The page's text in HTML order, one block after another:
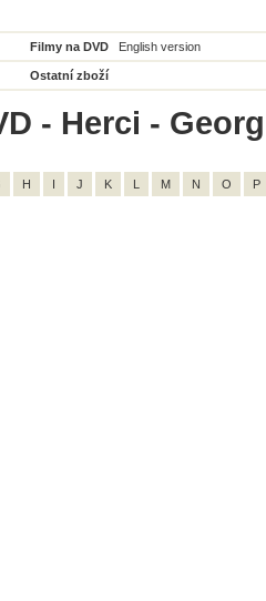
Filmy na DVD English version
Ostatní zboží
- Herci -
H I J K L M N O P